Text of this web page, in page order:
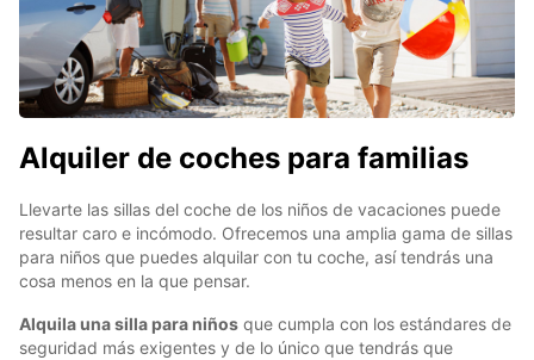
Alquiler de coches para familias
Llevarte las sillas del coche de los niños de vacaciones puede
resultar caro e incómodo. Ofrecemos una amplia gama de sillas
para niños que puedes alquilar con tu coche, así tendrás una
cosa menos en la que pensar.
Alquila una silla para niños que cumpla con los estándares de
seguridad más exigentes y de lo único que tendrás que